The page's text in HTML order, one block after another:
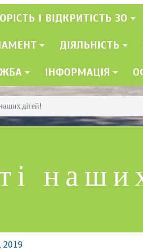
І ВІДКРИТІСТЬ ЗО
ДІЯЛЬНІСТЬ
ІНФОРМАЦІЯ
дітей!
2019